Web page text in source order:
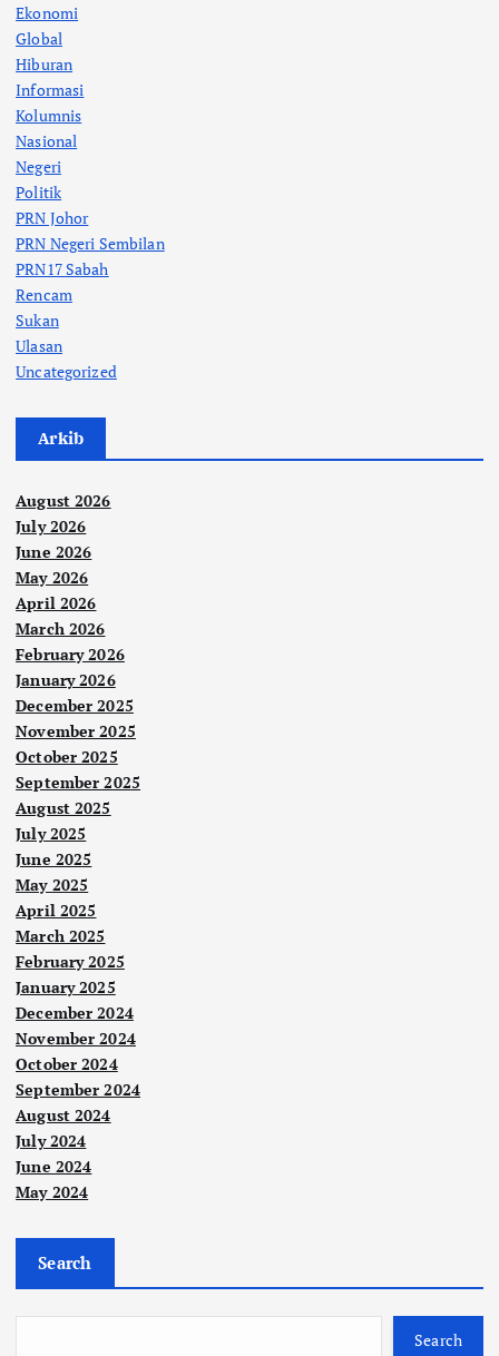
Ekonomi
Global
Hiburan
Informasi
Kolumnis
Nasional
Negeri
Politik
PRN Johor
PRN Negeri Sembilan
PRN17 Sabah
Rencam
Sukan
Ulasan
Uncategorized
Arkib
August 2026
July 2026
June 2026
May 2026
April 2026
March 2026
February 2026
January 2026
December 2025
November 2025
October 2025
September 2025
August 2025
July 2025
June 2025
May 2025
April 2025
March 2025
February 2025
January 2025
December 2024
November 2024
October 2024
September 2024
August 2024
July 2024
June 2024
May 2024
Search
Search
Nege
Pen
yatu
utu
h di
baw
Utam
tan
ding
tiad
a
tind